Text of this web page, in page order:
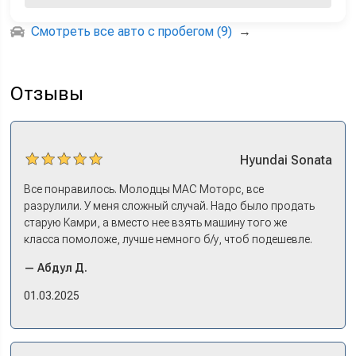
Смотреть все авто с пробегом (9) →
Отзывы
Hyundai Sonata
Все понравилось. Молодцы МАС Моторс, все
разрулили. У меня сложный случай. Надо было продать
старую Камри, а вместо нее взять машину того же
класса помоложе, лучше немного б/у, чтоб подешевле.
либо самому всем этим заниматься – а работать когда?
Либо искать салон, где есть нормальный трейд-ин. И
Но тогда еще ищи салон, где машины в наличии, а не
— Абдул Д.
01.03.2025